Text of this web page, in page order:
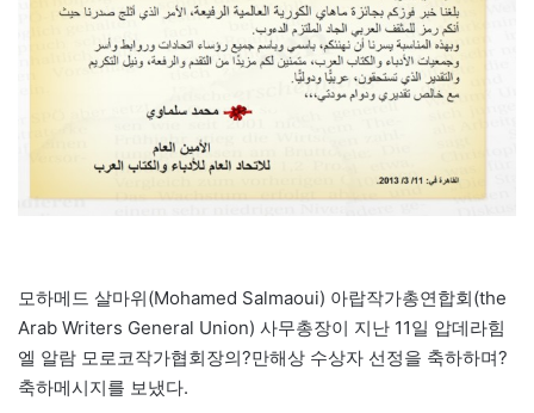
모하메드 살마위(Mohamed Salmaoui) 아랍작가총연합회(the
Arab Writers General Union) 사무총장이 지난 11일 압데라힘
엘 알람 모로코작가협회장의?만해상 수상자 선정을 축하하며?
축하메시지를 보냈다.